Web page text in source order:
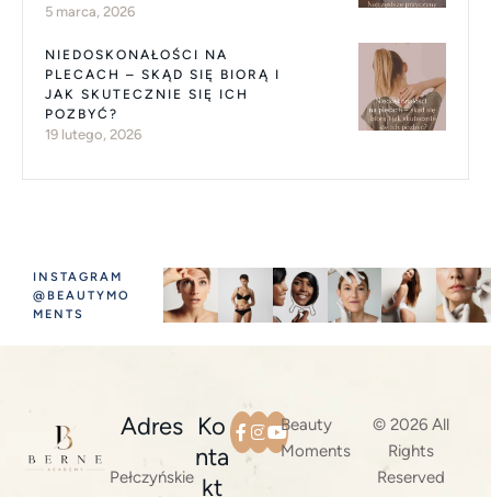
5 marca, 2026
NIEDOSKONAŁOŚCI NA
PLECACH – SKĄD SIĘ BIORĄ I
JAK SKUTECZNIE SIĘ ICH
POZBYĆ?
19 lutego, 2026
INSTAGRAM
@BEAUTYMO
MENTS
Adres
Pełczyńskie
Ko
nta
kt
Beauty
Moments
© 2026 All
Rights
Reserved